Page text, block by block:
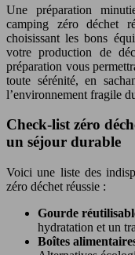
Une préparation
camping zéro déchet
choisissant les bons
votre production de
préparation vous
toute sérénité, en
l’environnement fragile
Check-list zéro
un séjour durable
Voici une liste des
zéro déchet réussie :
Gourde
hydratation et un
Boîtes